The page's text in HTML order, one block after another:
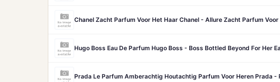
Chanel Zacht Parfum Voor Het Haar Chanel - Allure Zacht Parfum
Hugo Boss Eau De Parfum Hugo Boss - Boss Bottled Beyond For Her
Prada Le Parfum Amberachtig Houtachtig Parfum Voor Heren Prada